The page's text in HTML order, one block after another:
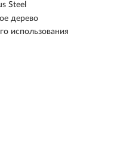
Steel
дерево
использования